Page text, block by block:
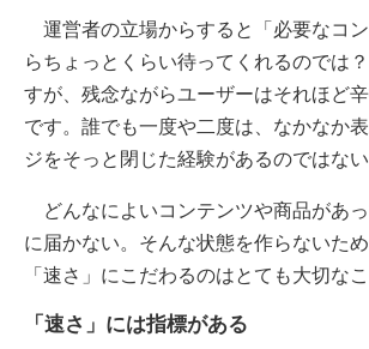
運営者の立場からすると「必要なコ
らちょっとくらい待ってくれるのでは
すが、残念ながらユーザーはそれほど
です。誰でも一度や二度は、なかなか
ジをそっと閉じた経験があるのではない
どんなによいコンテンツや商品があ
に届かない。そんな状態を作らないた
「速さ」にこだわるのはとても大切なこ
「速さ」には指標がある